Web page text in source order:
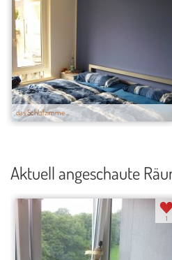
das Schlafzimme...
Aktuell angeschaute
1